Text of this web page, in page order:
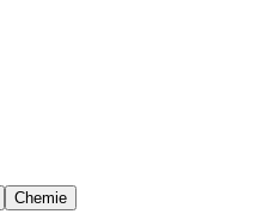
Chemie